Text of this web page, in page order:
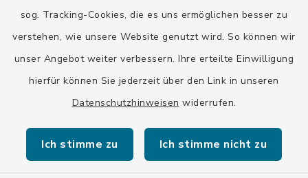
sog. Tracking-Cookies, die es uns ermöglichen besser zu
verstehen, wie unsere Website genutzt wird. So können wir
unser Angebot weiter verbessern. Ihre erteilte Einwilligung
hierfür können Sie jederzeit über den Link in unseren
Datenschutzhinweisen widerrufen.
Ich stimme zu Ich stimme nicht zu
Raiffeisenbank Isar Loisachtal eG
DE92 7016 9543 0001 0005 00
GENODEF1HHS
HypoVereinsbank
DE20 7002 0270 3630 1010 09
HYVEDEMMXXX